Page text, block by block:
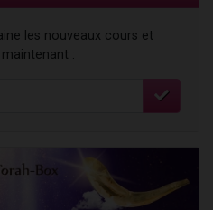
les nouveaux cours et
: